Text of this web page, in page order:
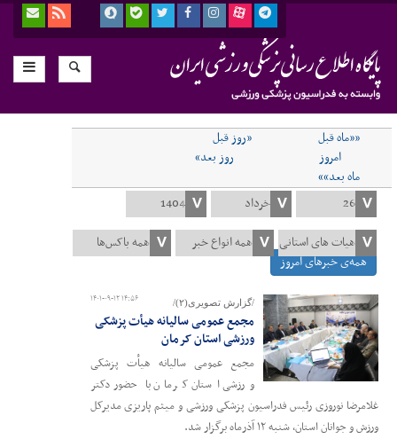
««ماه قبل
«روز قبل
امروز
روز بعد»
ماه بعد»»
همه‌ی خبرهای امروز
۱۴۰۱-۰۹-۱۲ ۱۴:۵۶ /گزارش تصویری(۲)/
مجمع عمومی سالیانه هیأت پزشکی
ورزشی استان کرمان
مجمع عمومی سالیانه هیأت پزشکی
ورزشی استان کرمان با حضور دکتر
غلامرضا نوروزی رئیس فدراسیون پزشکی ورزشی و میثم پاریزی مدیرکل
ورزش و جوانان استان، شنبه ۱۲ آذرماه برگزار شد.